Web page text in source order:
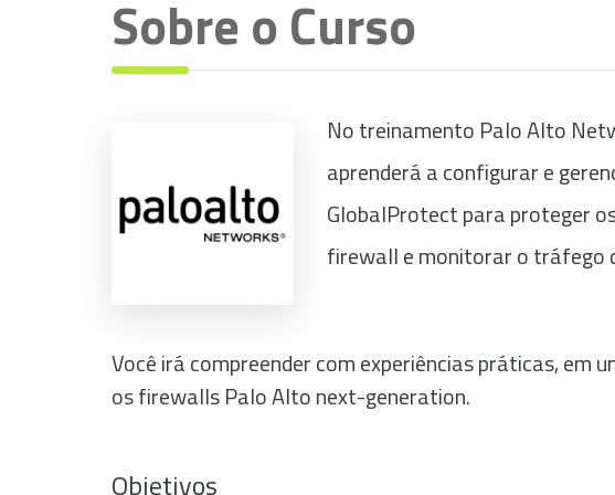
Sobre o Curso
No treinamento Palo Alto
aprenderá a configurar e
GlobalProtect para proteger
firewall e monitorar o tráfego
Você irá compreender com experiências práticas,
os firewalls Palo Alto next-generation.
Objetivos